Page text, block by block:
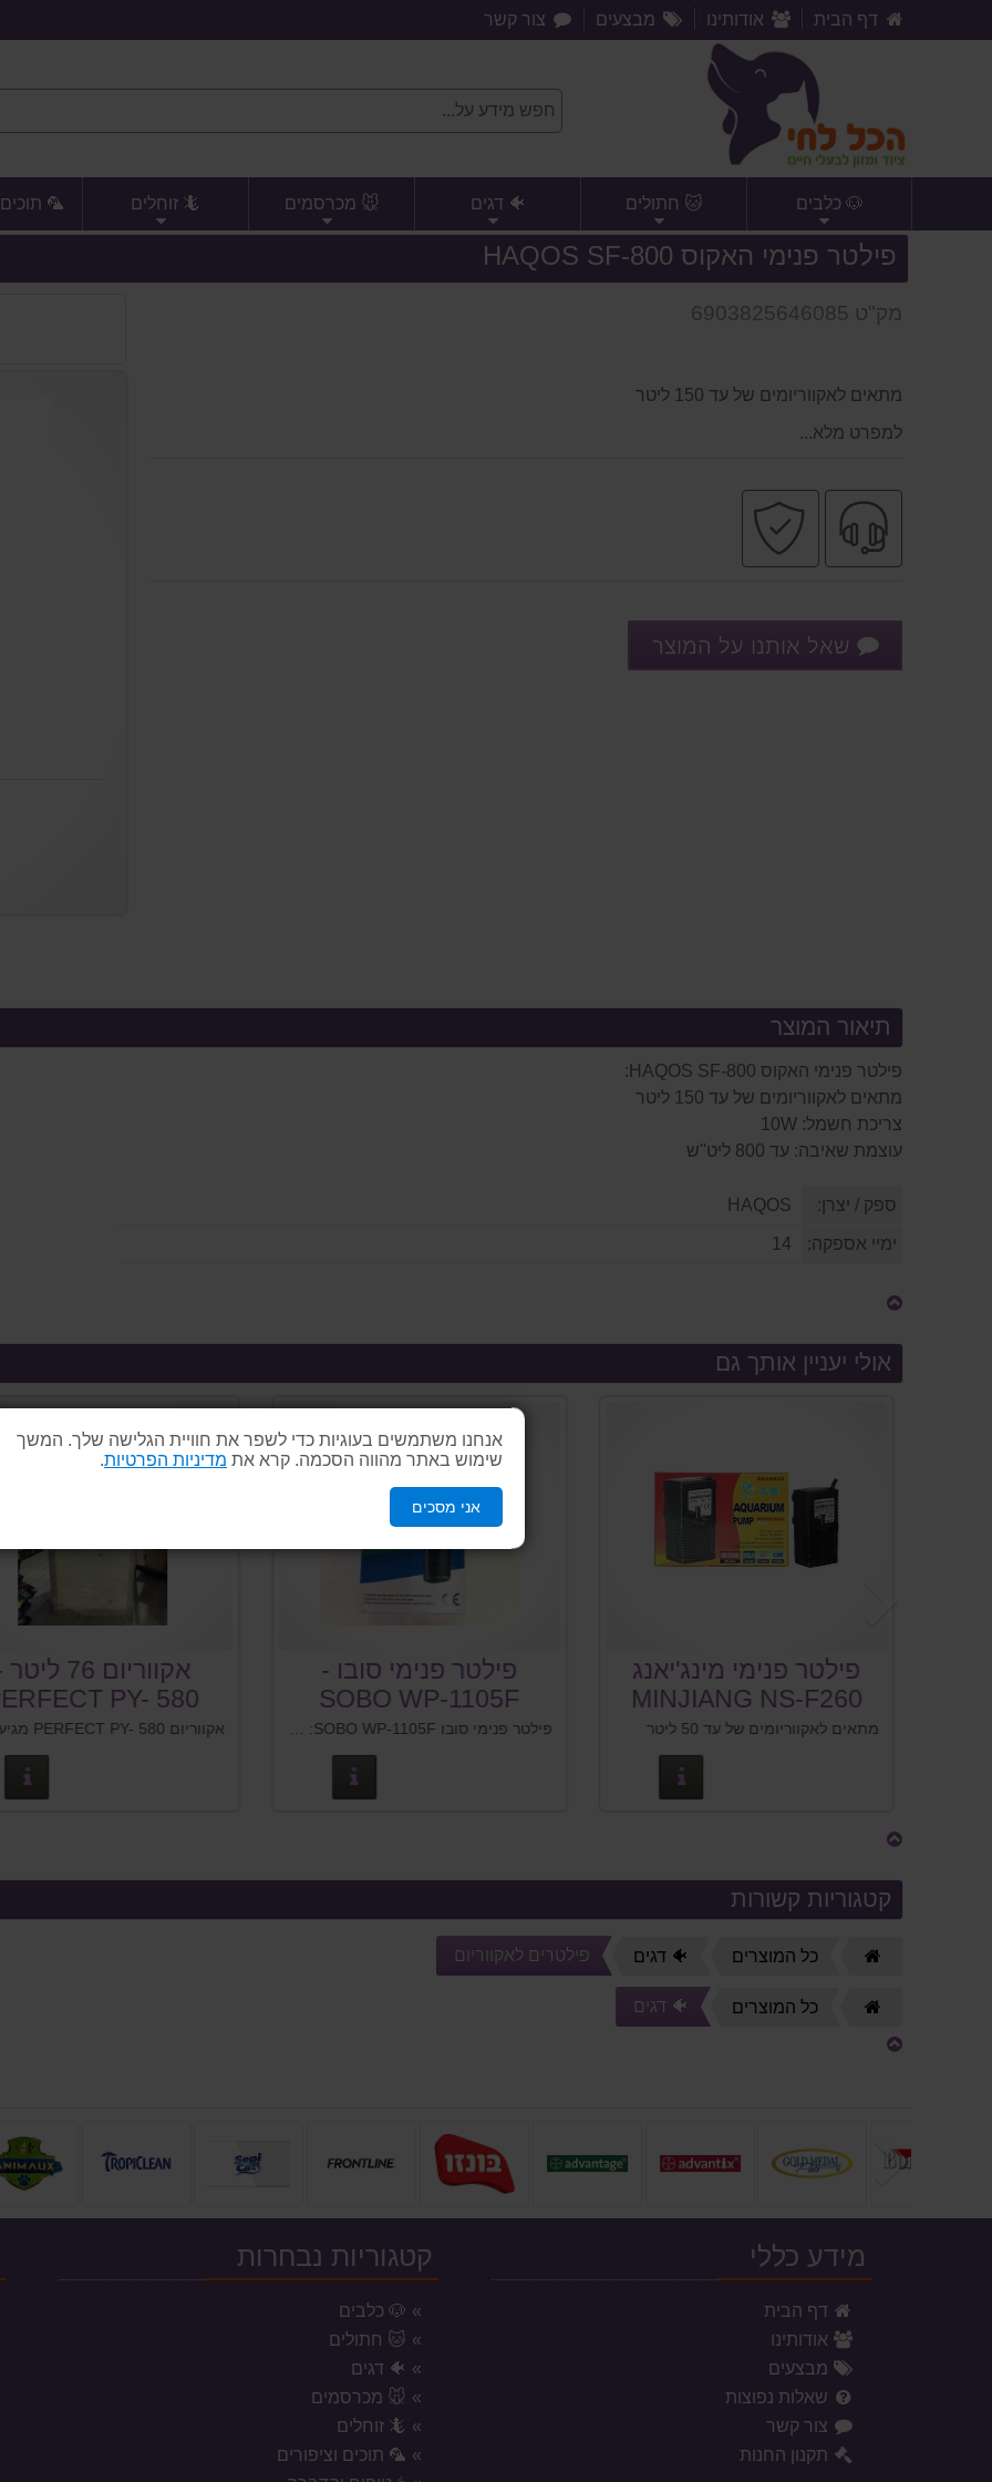
אנחנו משתמשים בעוגיות כדי לשפר את חוויית הגלישה שלך. המשך
שימוש באתר מהווה הסכמה. קרא את מדיניות הפרטיות.
אני מסכים
דף הבית אודותינו מבצעים צור קשר
🐶 כלבים 🐱 חתולים 🐠 דגים 🐭 מכרסמים 🦎 זוחלים 🦜 תוכים
פילטר פנימי האקוס HAQOS SF-800
מק"ט 6903825646085
מתאים לאקווריומים של עד 150 ליטר
למפרט מלא...
שירות
מקצועי
שאל אותנו על המוצר
תיאור המוצר
פילטר פנימי האקוס HAQOS SF-800:
מתאים לאקווריומים של עד 150 ליטר
צריכת חשמל: 10W
עוצמת שאיבה: עד 800 ליט''ש
ספק / יצרן:
ימיי אספקה:
אולי יעניין אותך גם
פילטר פנימי מינג'יאנג
MINJIANG NS-F260
מתאים לאקווריומים של עד 50 ליטר
פרטים נוספים
פילטר פנימי סובו -
SOBO WP-1105F
פילטר פנימי סובו SOBO WP-1105F: צריכת חשמל: 5W
פרטים נוספים
אקווריום 76 ליטר -
PY- 580
קטגוריות קשורות
כל המוצרים 🐠 דגים פילטרים לאקווריום
כל המוצרים 🐠 דגים
הקודם
מידע כללי
דף הבית
אודותינו
מבצעים
שאלות נפוצות
צור קשר
תקנון החנות
קטגוריות נבחרות
🐶 כלבים
🐱 חתולים
🐠 דגים
🐭 מכרסמים
🦎 זוחלים
🦜 תוכים וציפורים